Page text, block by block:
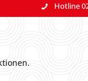
Hotline